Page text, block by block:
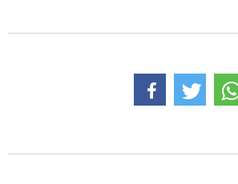
Über mich